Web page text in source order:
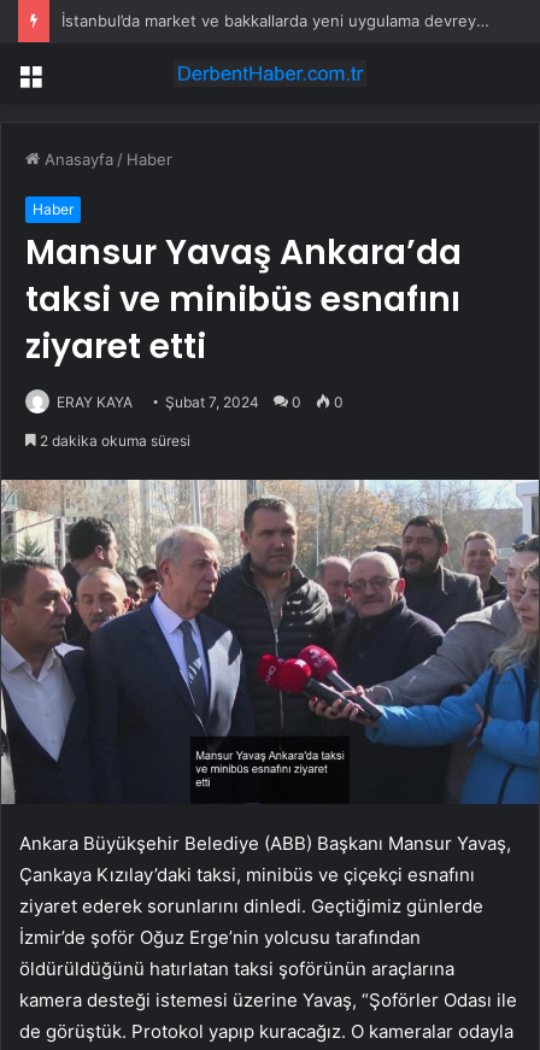
İstanbul’da market ve bakkallarda yeni uygulama devreye girdi
Menü
Anasayfa / Haber
Haber
Mansur Yavaş Ankara’da
taksi ve minibüs esnafını
ziyaret etti
ERAY KAYA Şubat 7, 2024 0 0
2 dakika okuma süresi
Ankara Büyükşehir Belediye (ABB) Başkanı Mansur Yavaş,
Çankaya Kızılay’daki taksi, minibüs ve çiçekçi esnafını
ziyaret ederek sorunlarını dinledi. Geçtiğimiz günlerde
İzmir’de şoför Oğuz Erge’nin yolcusu tarafından
öldürüldüğünü hatırlatan taksi şoförünün araçlarına
kamera desteği istemesi üzerine Yavaş, “Şoförler Odası ile
de görüştük. Protokol yapıp kuracağız. O kameralar odayla